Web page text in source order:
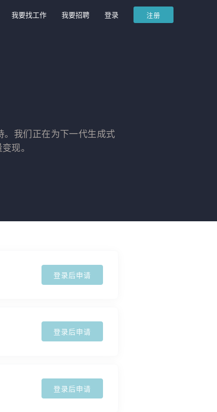
我要找工作 我要招聘 登录 注册
我们正在为下一代生成式
现。
登录后申请
登录后申请
登录后申请